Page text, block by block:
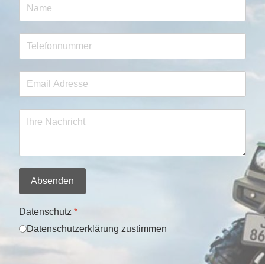
Absenden
Datenschutz *
Datenschutzerklärung zustimmen